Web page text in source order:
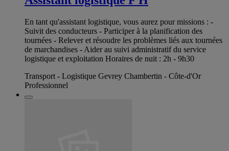
En tant qu'assistant logistique, vous aurez pour missions : -
Suivit des conducteurs - Participer à la planification des
tournées - Relever et résoudre les problèmes liés aux tournées
de marchandises - Aider au suivi administratif du service
logistique et exploitation Horaires de nuit : 2h - 9h30
Transport - Logistique Gevrey Chambertin - Côte-d'Or
Professionnel